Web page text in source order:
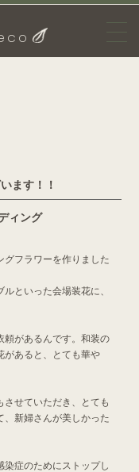
ます！！
ィング
グフラワーを作りました
といった会場装花に、
頼があるんです。和装の
があると、とても華や
せていただき、とても
、新婦さんが美しかった
症のためにストップし